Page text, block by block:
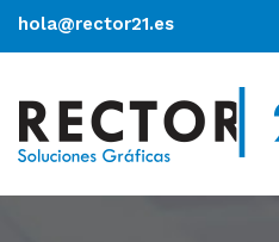
hola@rector21.es